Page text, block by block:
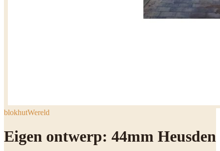
blokhutWereld
Eigen ontwerp: 44mm Heusden